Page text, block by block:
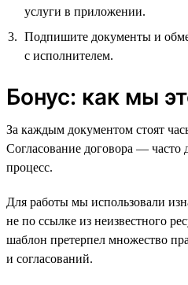
услуги в приложении.
Подпишите документы и
с исполнителем.
Бонус: как мы
За каждым документом стоят
Согласование договора — часто
процесс.
Для работы мы использовали
не по ссылке из неизвестного
шаблон претерпел множество
и согласований.